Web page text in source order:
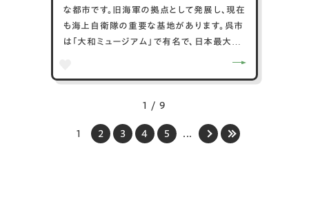
な都市です。旧海軍の拠点として発展し、現在
も海上自衛隊の重要な基地があります。呉市
は「大和ミュージアム」で有名で、日本最大の
また、呉市は「くれ焼き」などのグルメも楽し
や自然愛好者にとって魅力的な旅行先となっ
1 / 9
1 2 3 4 5 ...